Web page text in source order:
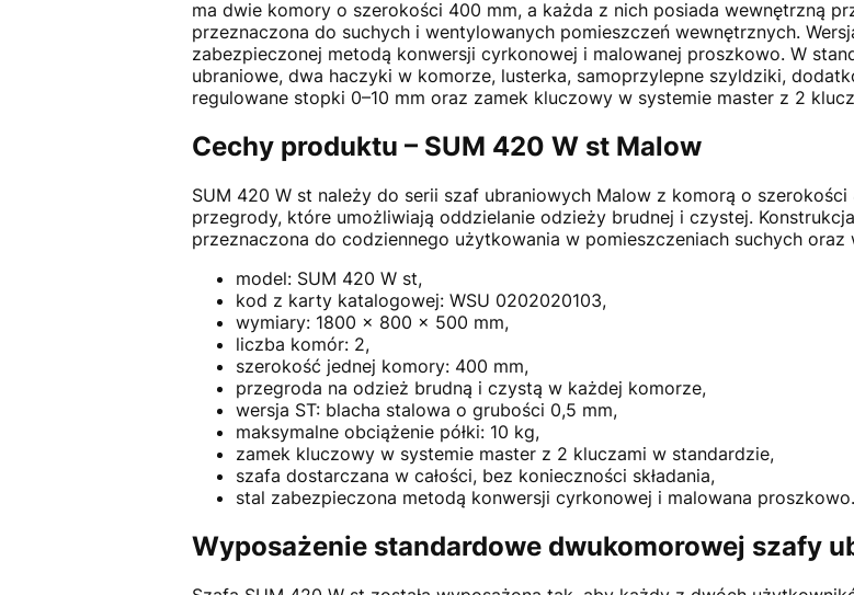
ma dwie komory o szerokości 400 mm, a każda z nich posiada wewnętrzną
przeznaczona do suchych i wentylowanych pomieszczeń wewnętrznych.
zabezpieczonej metodą konwersji cyrkonowej i malowanej proszkowo. W
ubraniowe, dwa haczyki w komorze, lusterka, samoprzylepne szyldziki,
regulowane stopki 0–10 mm oraz zamek kluczowy w systemie master z 2
Cechy produktu – SUM 420 W st Malow
SUM 420 W st należy do serii szaf ubraniowych Malow z komorą o
przegrody, które umożliwiają oddzielanie odzieży brudnej i czystej.
przeznaczona do codziennego użytkowania w pomieszczeniach suchych oraz
model: SUM 420 W st,
kod z karty katalogowej: WSU 0202020103,
wymiary: 1800 x 800 x 500 mm,
liczba komór: 2,
szerokość jednej komory: 400 mm,
przegroda na odzież brudną i czystą w każdej komorze,
wersja ST: blacha stalowa o grubości 0,5 mm,
maksymalne obciążenie półki: 10 kg,
zamek kluczowy w systemie master z 2 kluczami w standardzie,
szafa dostarczana w całości, bez konieczności składania,
stal zabezpieczona metodą konwersji cyrkonowej i malowana proszkowo.
Wyposażenie standardowe dwukomorowej szafy